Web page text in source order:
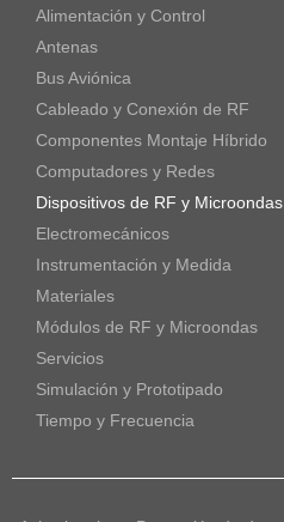
Alimentación y Control
Antenas
Bus Aviónica
Cableado y Conexión de RF
Componentes Montaje Híbrido
Computadores y Redes
Dispositivos de RF y Microondas
Electromecánicos
Instrumentación y Medida
Materiales
Módulos de RF y Microondas
Servicios
Simulación y Prototipado
Tiempo y Frecuencia